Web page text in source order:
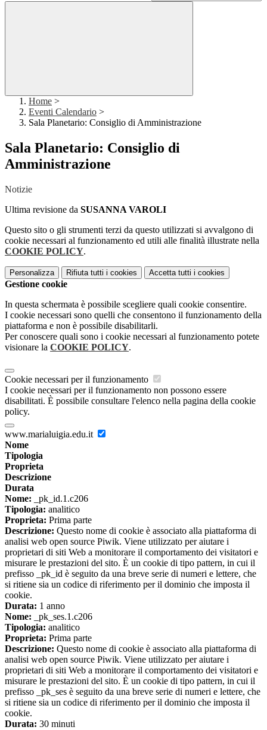
Home >
Eventi Calendario >
Sala Planetario: Consiglio di Amministrazione
Sala Planetario: Consiglio di
Amministrazione
Notizie
Ultima revisione da SUSANNA VAROLI
Questo sito o gli strumenti terzi da questo utilizzati si avvalgono di
cookie necessari al funzionamento ed utili alle finalità illustrate nella
COOKIE POLICY.
Personalizza Rifiuta tutti i cookies Accetta tutti i cookies
Gestione cookie
In questa schermata è possibile scegliere quali cookie consentire.
I cookie necessari sono quelli che consentono il funzionamento della
piattaforma e non è possibile disabilitarli.
Per conoscere quali sono i cookie necessari al funzionamento potete
visionare la COOKIE POLICY.
Cookie necessari per il funzionamento
I cookie necessari per il funzionamento non possono essere
disabilitati. È possibile consultare l'elenco nella pagina della cookie
policy.
www.marialuigia.edu.it
Nome
Tipologia
Proprieta
Descrizione
Durata
Nome: _pk_id.1.c206
Tipologia: analitico
Proprieta: Prima parte
Descrizione: Questo nome di cookie è associato alla piattaforma di
analisi web open source Piwik. Viene utilizzato per aiutare i
proprietari di siti Web a monitorare il comportamento dei visitatori e
misurare le prestazioni del sito. È un cookie di tipo pattern, in cui il
prefisso _pk_id è seguito da una breve serie di numeri e lettere, che
si ritiene sia un codice di riferimento per il dominio che imposta il
cookie.
Durata: 1 anno
Nome: _pk_ses.1.c206
Tipologia: analitico
Proprieta: Prima parte
Descrizione: Questo nome di cookie è associato alla piattaforma di
analisi web open source Piwik. Viene utilizzato per aiutare i
proprietari di siti Web a monitorare il comportamento dei visitatori e
misurare le prestazioni del sito. È un cookie di tipo pattern, in cui il
prefisso _pk_ses è seguito da una breve serie di numeri e lettere, che
si ritiene sia un codice di riferimento per il dominio che imposta il
cookie.
Durata: 30 minuti